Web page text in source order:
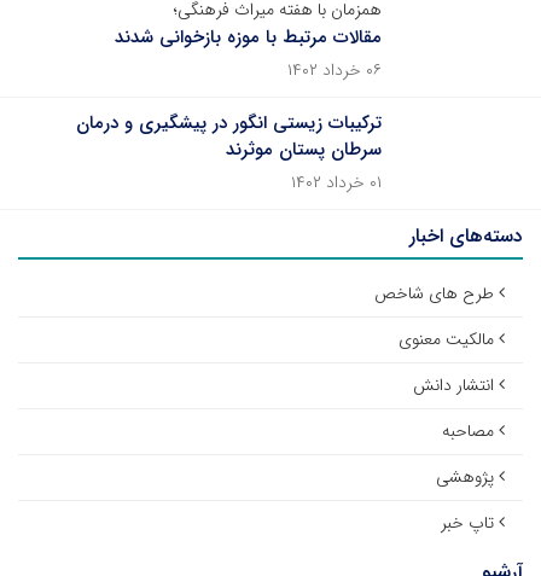
همزمان با هفته میراث فرهنگی؛
مقالات مرتبط با موزه بازخوانی شدند
۰۶ خرداد ۱۴۰۲
ترکیبات زیستی انگور در پیشگیری و درمان
سرطان پستان موثرند
۰۱ خرداد ۱۴۰۲
دسته‌های اخبار
طرح های شاخص
مالکیت معنوی
انتشار دانش
مصاحبه
پژوهشی
تاپ خبر